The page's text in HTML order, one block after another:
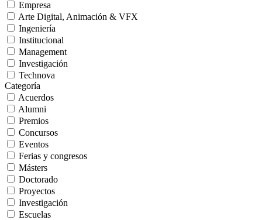
Empresa
Arte Digital, Animación & VFX
Ingeniería
Institucional
Management
Investigación
Technova
Categoría
Acuerdos
Alumni
Premios
Concursos
Eventos
Ferias y congresos
Másters
Doctorado
Proyectos
Investigación
Escuelas